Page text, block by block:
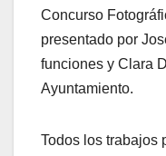
Concurso
presentado por
funciones y Clara
Ayuntamiento.
Todos los trabajos